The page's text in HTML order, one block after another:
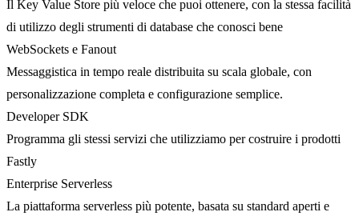
Il Key Value Store più veloce che puoi ottenere, con la stessa facilità
di utilizzo degli strumenti di database che conosci bene
WebSockets e Fanout
Messaggistica in tempo reale distribuita su scala globale, con
personalizzazione completa e configurazione semplice.
Developer SDK
Programma gli stessi servizi che utilizziamo per costruire i prodotti
Fastly
Enterprise Serverless
La piattaforma serverless più potente, basata su standard aperti e